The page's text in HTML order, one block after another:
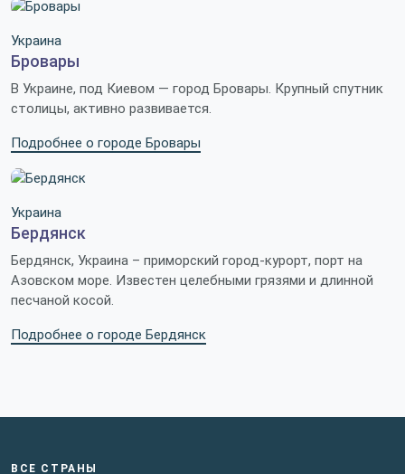
Украина
Бровары
В Украине, под Киевом — город Бровары. Крупный спутник
столицы, активно развивается.
Подробнее о городе Бровары
Украина
Бердянск
Бердянск, Украина – приморский город-курорт, порт на
Азовском море. Известен целебными грязями и длинной
песчаной косой.
Подробнее о городе Бердянск
ВСЕ СТРАНЫ